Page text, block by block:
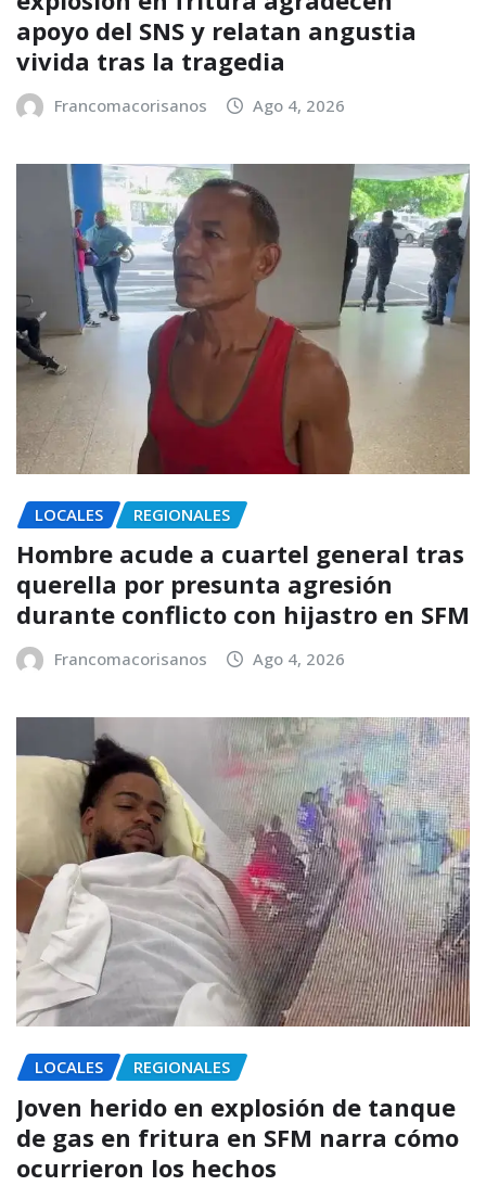
apoyo del SNS y relatan angustia
vivida tras la tragedia
Francomacorisanos Ago 4, 2026
LOCALES REGIONALES
Hombre acude a cuartel general tras
querella por presunta agresión
durante conflicto con hijastro en SFM
Francomacorisanos Ago 4, 2026
LOCALES REGIONALES
Joven herido en explosión de tanque
de gas en fritura en SFM narra cómo
ocurrieron los hechos